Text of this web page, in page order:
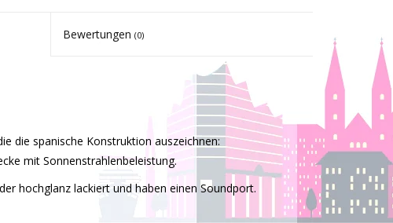
Bewertungen(0)
die spanische Konstruktion auszeichnen:
mit Sonnenstrahlenbeleistung.
hochglanz lackiert und haben einen Soundport.